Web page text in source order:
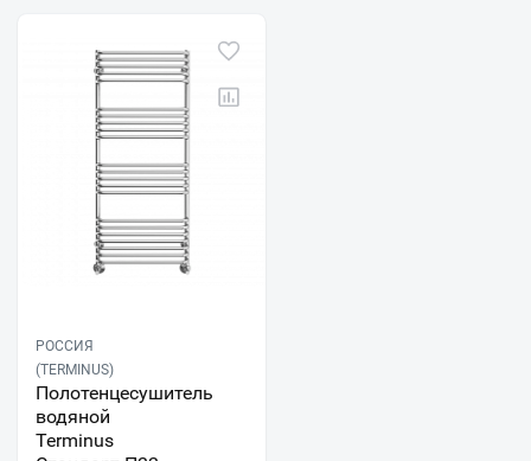
РОССИЯ
(TERMINUS)
Полотенцесушитель
водяной
Terminus